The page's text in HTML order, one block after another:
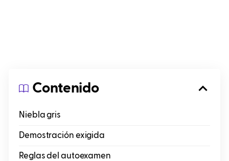
Contenido
Niebla gris
Demostración exigida
Reglas del autoexamen